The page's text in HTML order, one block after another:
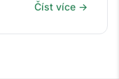
Číst více →